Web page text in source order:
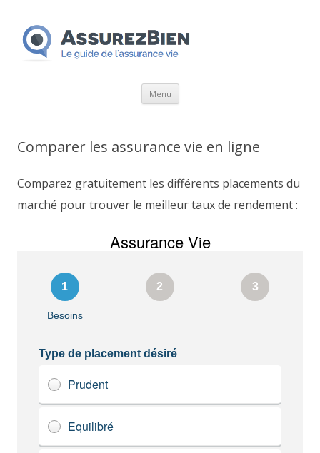
Menu Aller
Comparer les assurance vie en ligne
Comparez gratuitement les différents placements du
marché pour trouver le meilleur taux de rendement :